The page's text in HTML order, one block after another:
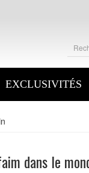
EXCLUSIVITÉS
dans le